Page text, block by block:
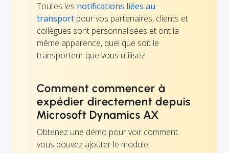
Toutes les notifications liées au
transport pour vos partenaires, clients et
collègues sont personnalisées et ont la
même apparence, quel que soit le
transporteur que vous utilisez.
Comment commencer à
expédier directement depuis
Microsoft Dynamics AX
Obtenez une démo pour voir comment
vous pouvez ajouter le module